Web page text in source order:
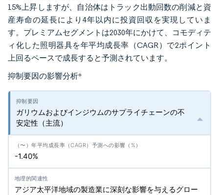
15%上昇しますが、自治体はトラック出動回数の削減と資
産寿命の延長により4年以内に投資回収を実現していま
す。プレミアムセグメントは2030年にかけて、コモディテ
ィ化した照明器具を年平均成長率（CAGR）で2ポイント
上回るペースで成長すると予測されています。
抑制要因の影響分析*
ガリウムおよびインジウムのサプライチェーンの不
安定性（主流）
-1.40%
アジア太平洋地域の製造業に深刻な影響を与えるグロー